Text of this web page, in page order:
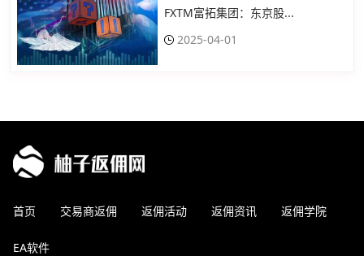
FXTM富拓集团：东京股...
2025-04-01
首页 交易商返佣 返佣活动 返佣资讯 返佣学院
EA软件